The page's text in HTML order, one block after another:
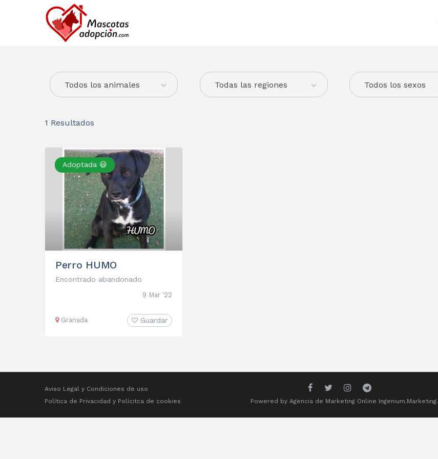
Todas las regiones
Todos los animales Todos los sexos
1 Resultados
Adoptada 😃
Perro HUMO
Encontrado abandonado
9 Mar '22
Granada Guardar
Aviso Legal y Condiciones de uso
Política de Privacidad y Polícitca de cookies Powered by Agencia de Marketing Online Ingenium.Marketing.